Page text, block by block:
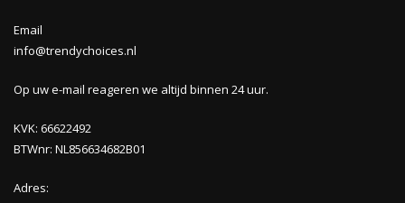
Email
info@trendychoices.nl
Op uw e-mail reageren we altijd binnen 24 uur.
KVK: 66622492
BTWnr: NL856634682B01
Adres: